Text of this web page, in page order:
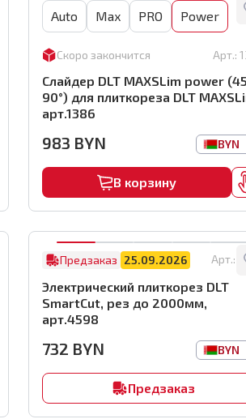
Auto Max PRO Power
Скоро закончится Арт.:
Слайдер DLT MAXSLim power
90°) для плиткореза DLT
арт.1386
983 BYN BYN
В корзину
Предзаказ 25.09.2026 Арт.:
Электрический плиткорез DLT
SmartCut, рез до 2000мм,
арт.4598
732 BYN BYN
Предзаказ